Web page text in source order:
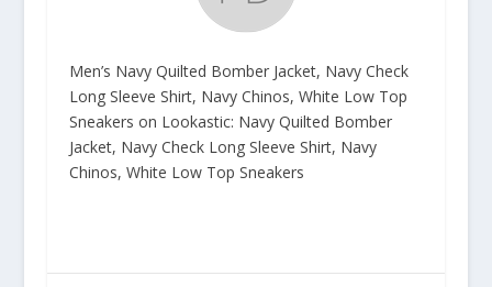
Men’s Navy Quilted Bomber Jacket, Navy Check
Long Sleeve Shirt, Navy Chinos, White Low Top
Sneakers on Lookastic: Navy Quilted Bomber
Jacket, Navy Check Long Sleeve Shirt, Navy
Chinos, White Low Top Sneakers